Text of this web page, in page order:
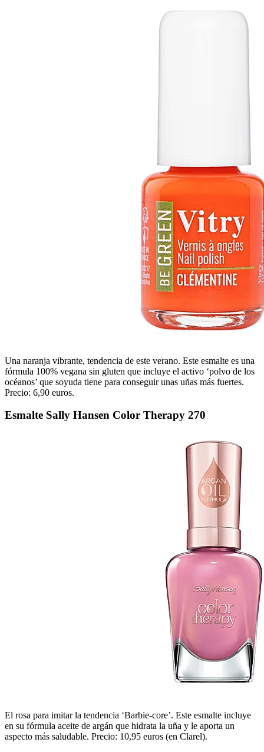
Una naranja vibrante, tendencia de este verano. Este esmalte es una
fórmula 100% vegana sin gluten que incluye el activo ‘polvo de los
océanos’ que soyuda tiene para conseguir unas uñas más fuertes.
Precio: 6,90 euros.
Esmalte Sally Hansen Color Therapy 270
El rosa para imitar la tendencia ‘Barbie-core’. Este esmalte incluye
en su fórmula aceite de argán que hidrata la uña y le aporta un
aspecto más saludable. Precio: 10,95 euros (en Clarel).